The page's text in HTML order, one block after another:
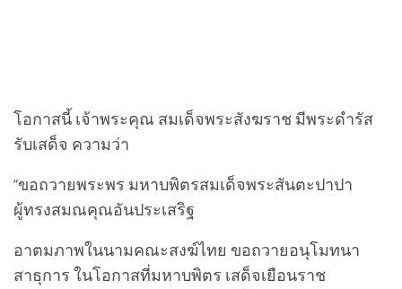
โอกาสนี้ เจ้าพระคุณ สมเด็จพระสังฆราช มีพระดำรัส
รับเสด็จ ความว่า
“ขอถวายพระพร มหาบพิตรสมเด็จพระสันตะปาปา
ผู้ทรงสมณคุณอันประเสริฐ
อาตมภาพในนามคณะสงฆ์ไทย ขอถวายอนุโมทนา
สาธุการ ในโอกาสที่มหาบพิตร เสด็จเยือนราช